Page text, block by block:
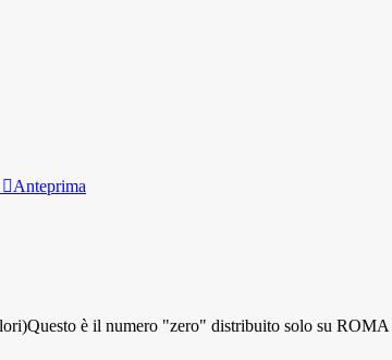
Anteprima
è il numero "zero" distribuito solo su ROMA